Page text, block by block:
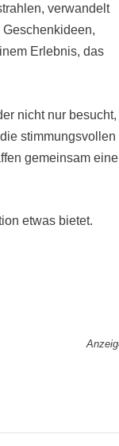
verwandelt
Erlebnis, das
nicht nur besucht,
stimmungsvollen
gemeinsam eine
etwas bietet.